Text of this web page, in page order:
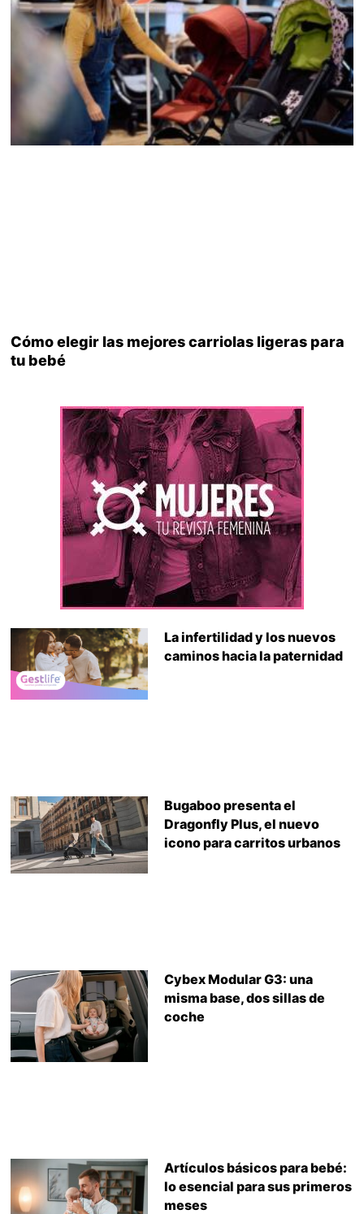
Cómo elegir las mejores carriolas ligeras para
tu bebé
La infertilidad y los nuevos
caminos hacia la paternidad
Bugaboo presenta el
Dragonfly Plus, el nuevo
icono para carritos urbanos
Cybex Modular G3: una
misma base, dos sillas de
coche
Artículos básicos para bebé:
lo esencial para sus primeros
meses